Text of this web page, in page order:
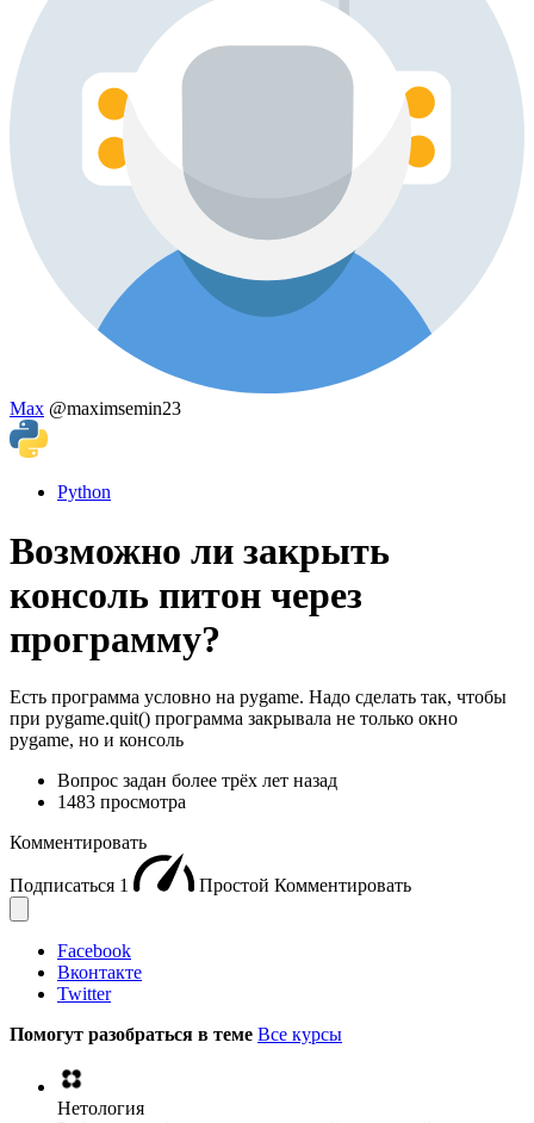
Max @maximsemin23
Python
Возможно ли закрыть
консоль питон через
программу?
Есть программа условно на pygame. Надо сделать так, чтобы
при pygame.quit() программа закрывала не только окно
pygame, но и консоль
Вопрос задан более трёх лет назад
1483 просмотра
Комментировать
Подписаться 1 Простой Комментировать
Facebook
Вконтакте
Twitter
Помогут разобраться в теме Все курсы
Нетология